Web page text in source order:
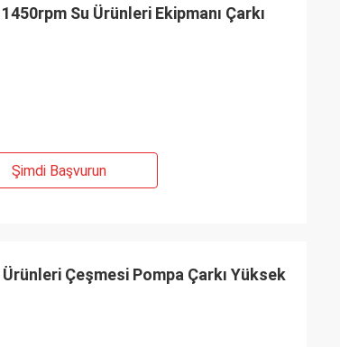
Su Ürünleri Ekipmanı Çarkı
Şimdi Başvurun
Çeşmesi Pompa Çarkı Yüksek